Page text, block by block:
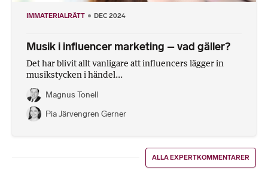
IMMATERIALRÄTT DEC 2024
Musik i influencer marketing – vad gäller?
Det har blivit allt vanligare att influencers lägger in
musikstycken i händel...
Magnus Tonell
Pia Järvengren Gerner
ALLA EXPERTKOMMENTARER